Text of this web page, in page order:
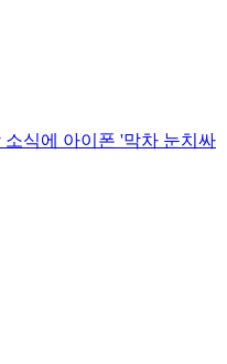
식에 아이폰 '막차 눈치싸